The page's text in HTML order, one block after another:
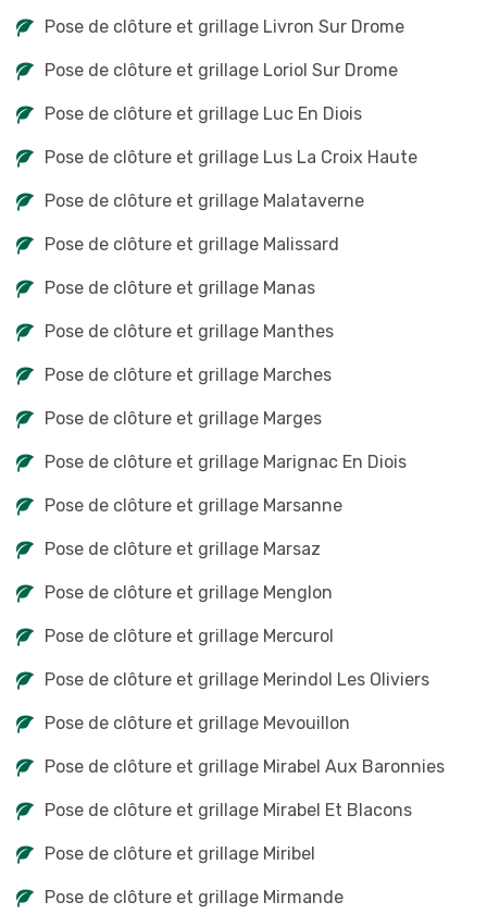
Pose de clôture et grillage Livron Sur Drome
Pose de clôture et grillage Loriol Sur Drome
Pose de clôture et grillage Luc En Diois
Pose de clôture et grillage Lus La Croix Haute
Pose de clôture et grillage Malataverne
Pose de clôture et grillage Malissard
Pose de clôture et grillage Manas
Pose de clôture et grillage Manthes
Pose de clôture et grillage Marches
Pose de clôture et grillage Marges
Pose de clôture et grillage Marignac En Diois
Pose de clôture et grillage Marsanne
Pose de clôture et grillage Marsaz
Pose de clôture et grillage Menglon
Pose de clôture et grillage Mercurol
Pose de clôture et grillage Merindol Les Oliviers
Pose de clôture et grillage Mevouillon
Pose de clôture et grillage Mirabel Aux Baronnies
Pose de clôture et grillage Mirabel Et Blacons
Pose de clôture et grillage Miribel
Pose de clôture et grillage Mirmande